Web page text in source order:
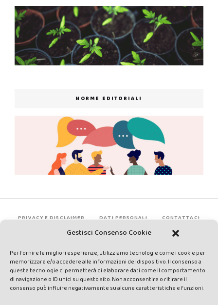
Gestisci Consenso Cookie
Per fornire le migliori esperienze, utilizziamo tecnologie come i cookie per
memorizzare e/o accedere alle informazioni del dispositivo. Il consenso a
queste tecnologie ci permetterà di elaborare dati come il comportamento
di navigazione o ID unici su questo sito. Non acconsentire o ritirare il
consenso può influire negativamente su alcune caratteristiche e funzioni.
NORME EDITORIALI
PRIVACY E DISCLAIMER DATI PERSONALI CONTATTACI